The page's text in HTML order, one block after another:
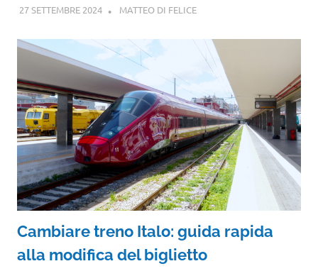
27 SETTEMBRE 2024 MATTEO DI FELICE
Cambiare treno Italo: guida rapida
alla modifica del biglietto